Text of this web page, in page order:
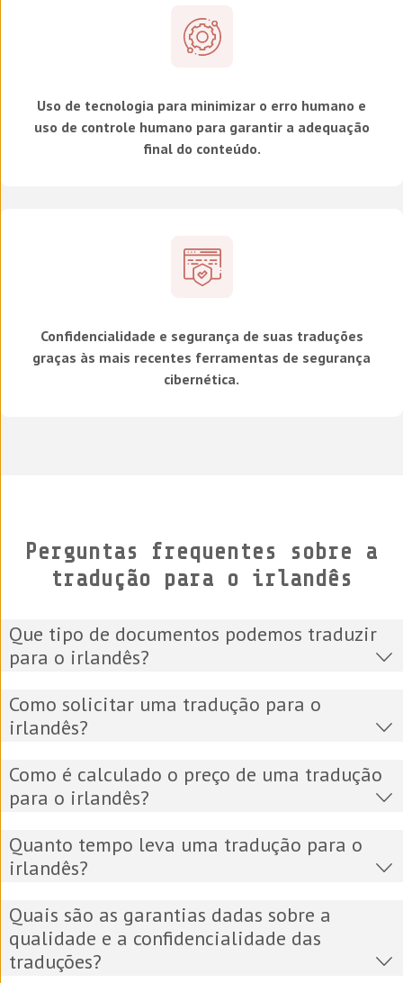
Uso de tecnologia para minimizar o erro humano e
uso de controle humano para garantir a adequação
final do conteúdo.
Confidencialidade e segurança de suas traduções
graças às mais recentes ferramentas de segurança
cibernética.
Perguntas frequentes sobre a
tradução para o irlandês
Que tipo de documentos podemos traduzir
para o irlandês?
Como solicitar uma tradução para o
irlandês?
Como é calculado o preço de uma tradução
para o irlandês?
Quanto tempo leva uma tradução para o
irlandês?
Quais são as garantias dadas sobre a
qualidade e a confidencialidade das
traduções?